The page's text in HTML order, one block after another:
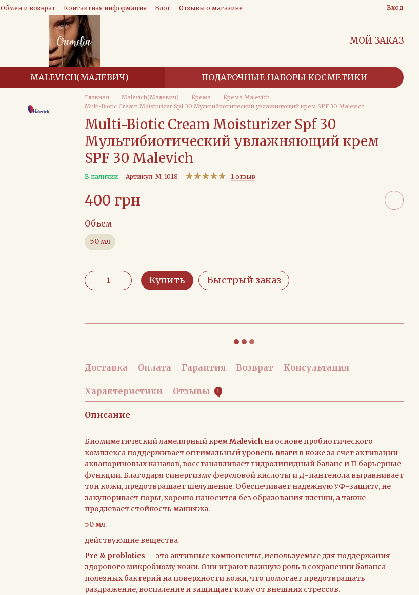
Обмен и возврат Контактная информация Блог Отзывы о магазине Вход
МОЙ ЗАКАЗ
MALEVICH(МАЛЕВИЧ) ПОДАРОЧНЫЕ НАБОРЫ КОСМЕТИКИ
Главная Malevich(Малевич) Крема
Крема Malevich
Multi-Biotic Cream Moisturizer Spf 30 Мультибиотический увлажняющий крем SPF 30 Malevich
Multi-Biotic Cream Moisturizer Spf 30
Мультибиотический увлажняющий крем
SPF 30 Malevich
В наличии Артикул: М-1018 1 отзыв
400 грн
Объем
50 мл
Купить Быстрый заказ
Доставка Оплата Гарантия Возврат Консультация
Характеристики Отзывы 1
Описание
Биомиметический ламелярный кремMalevich на основе пробиотического
комплекса поддерживает оптимальный уровень влаги в коже за счет активации
аквапориновых каналов, восстанавливает гидролипидный баланс и П барьерные
функции. Благодаря синергизму феруловой кислоты и Д-пантенола выравнивает
тон кожи, предотвращает шелушение. Обеспечивает надежную УФ-защиту, не
закупоривает поры, хорошо наносится без образования пленки, а также
продлевает стойкость макияжа.
50 мл
действующие вещества
Pre & problotics — это активные компоненты, используемые для поддержания
здорового микробиому кожи. Они играют важную роль в сохранении баланса
полезных бактерий на поверхности кожи, что помогает предотвращать
раздражение, воспаление и защищает кожу от внешних стрессов.